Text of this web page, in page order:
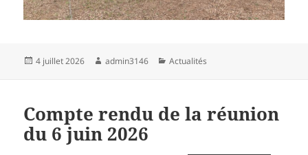
Publié
4 juillet 2026 Auteur
admin3146 Catégories
Actualités
Compte rendu de la réunion
du 6 juin 2026